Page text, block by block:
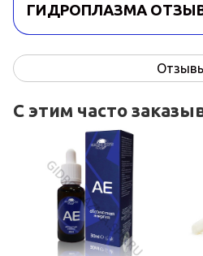
ГИДРОПЛАЗМА
С этим часто